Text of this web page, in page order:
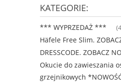
KATEGORIE:
*** WYPRZEDAŻ ***
Häfele Free Slim.
DRESSCODE. ZOBACZ
Okucie do zawieszania
grzejnikowych